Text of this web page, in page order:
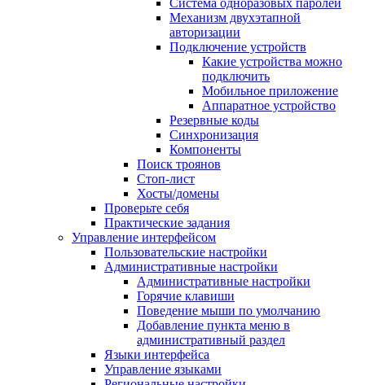
Система одноразовых паролей
Механизм двухэтапной
авторизации
Подключение устройств
Какие устройства можно
подключить
Мобильное приложение
Аппаратное устройство
Резервные коды
Синхронизация
Компоненты
Поиск троянов
Стоп-лист
Хосты/домены
Проверьте себя
Практические задания
Управление интерфейсом
Пользовательские настройки
Административные настройки
Административные настройки
Горячие клавиши
Поведение мыши по умолчанию
Добавление пункта меню в
административный раздел
Языки интерфейса
Управление языками